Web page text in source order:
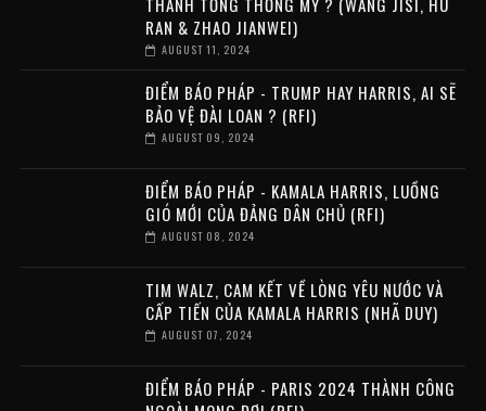
RAN & ZHAO JIANWEI)
AUGUST 11, 2024
ĐIỂM BÁO PHÁP - TRUMP HAY HARRIS, AI SẼ
BẢO VỆ ĐÀI LOAN ? (RFI)
AUGUST 09, 2024
ĐIỂM BÁO PHÁP - KAMALA HARRIS, LUỒNG
GIÓ MỚI CỦA ĐẢNG DÂN CHỦ (RFI)
AUGUST 08, 2024
TIM WALZ, CAM KẾT VỀ LÒNG YÊU NƯỚC VÀ
CẤP TIẾN CỦA KAMALA HARRIS (NHÃ DUY)
AUGUST 07, 2024
ĐIỂM BÁO PHÁP - PARIS 2024 THÀNH CÔNG